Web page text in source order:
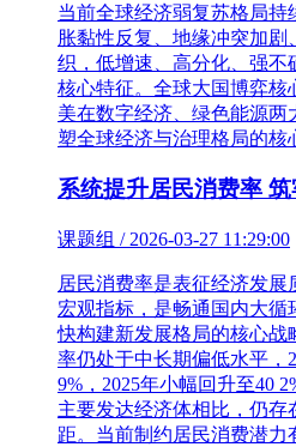
当前全球经济弱复苏格局持
胀黏性反复、地缘冲突加剧
织，低增速、高分化、强不
核心特征。全球大国博弈核
美在数字经济、绿色能源
塑全球经济与治理格局的核
系统提升居民消费率
课题组 / 2026-03-27 11:29:00
居民消费率是表征经济发
宏观指标，是畅通国内大
快构建新发展格局的核心
率仍处于中长期偏低水平，
9%，2025年小幅回升至40
主要发达经济体相比，仍存
距。当前制约居民消费潜力